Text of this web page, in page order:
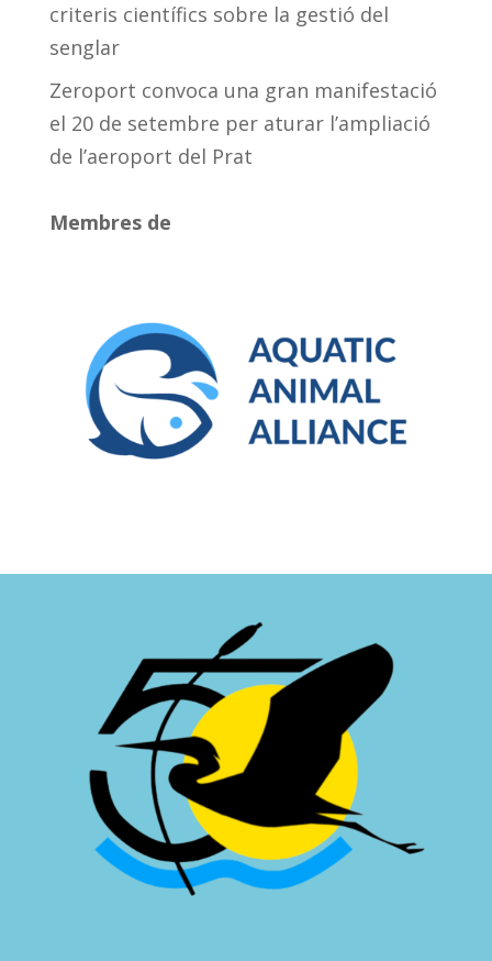
criteris científics sobre la gestió del
senglar
Zeroport convoca una gran manifestació
el 20 de setembre per aturar l’ampliació
de l’aeroport del Prat
Membres de